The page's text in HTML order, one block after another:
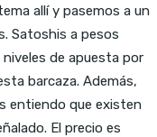
allí y pasemos a un
Satoshis a pesos
de apuesta por
barcaza. Además,
entiendo que existen
El precio es